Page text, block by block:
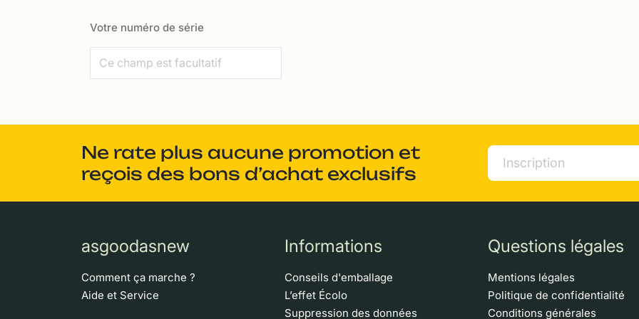
Votre numéro de série
Ne rate plus aucune promotion et
reçois des bons d’achat exclusifs
asgoodasnew
Comment ça marche ?
Aide et Service
Informations
Conseils d'emballage
L’effet Écolo
Suppression des données
Questions légales
Mentions légales
Politique de confidentialité
Conditions générales